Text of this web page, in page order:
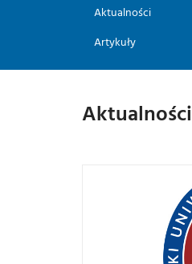
Aktualności
Artykuły
Aktualności